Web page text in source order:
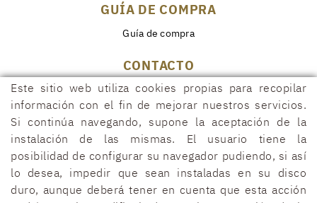
GUÍA DE COMPRA
Guía de compra
CONTACTO
Rambla, 29
17600 FIGUERES (Girona)
972 50 00 07
690 91 26 40
rambla29@rambla29.com
Este sitio web utiliza cookies propias para recopilar
información con el fin de mejorar nuestros servicios.
Si continúa navegando, supone la aceptación de la
instalación de las mismas. El usuario tiene la
posibilidad de configurar su navegador pudiendo, si así
lo desea, impedir que sean instaladas en su disco
duro, aunque deberá tener en cuenta que esta acción